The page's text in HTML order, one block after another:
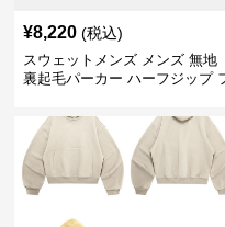
¥8,220 (税込)
スウェットメンズ メンズ 無地
裏起毛パーカー ハーフジップ